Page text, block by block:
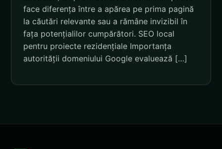
face diferența între a apărea pe prima pagină
la căutări relevante sau a rămâne invizibil în
fața potențialilor cumpărători. SEO local
pentru proiecte rezidențiale Importanța
autorității domeniului Google evaluează […]